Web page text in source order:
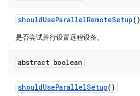
shouldUseParallelRemoteSetup()
是否尝试并行设置远程设备。
abstract boolean
shouldUseParallelSetup()